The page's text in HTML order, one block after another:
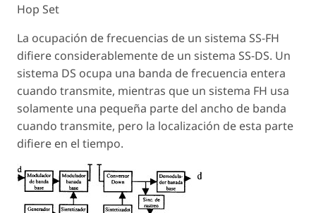
Hop Set
La ocupación de frecuencias de un sistema SS-FH
difiere considerablemente de un sistema SS-DS. Un
sistema DS ocupa una banda de frecuencia entera
cuando transmite, mientras que un sistema FH usa
solamente una pequeña parte del ancho de banda
cuando transmite, pero la localización de esta parte
difiere en el tiempo.